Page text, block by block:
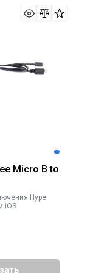
Micro B to
Hype
iOS